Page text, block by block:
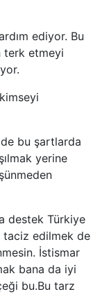
ediyor. Bu
terk etmeyi
bu şartlarda
yerine
destek Türkiye
taciz edilmek de
İstismar
bana da iyi
bu.​Bu tarz